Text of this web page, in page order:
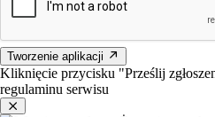
Tworzenie aplikacji
Kliknięcie przycisku "Prześlij
regulaminu serwisu